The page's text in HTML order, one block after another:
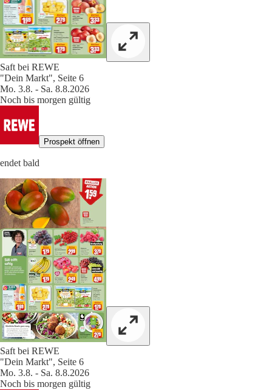
Saft bei REWE
"Dein Markt", Seite 6
Mo. 3.8. - Sa. 8.8.2026
Noch bis morgen gültig
Prospekt öffnen
endet bald
Saft bei REWE
"Dein Markt", Seite 6
Mo. 3.8. - Sa. 8.8.2026
Noch bis morgen gültig